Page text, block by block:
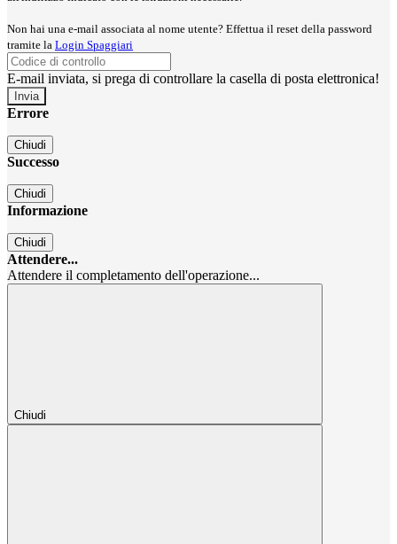
Non hai una e-mail associata al nome utente? Effettua il reset della password
tramite la Login Spaggiari
E-mail inviata, si prega di controllare la casella di posta elettronica!
Errore
Chiudi
Successo
Chiudi
Informazione
Chiudi
Attendere...
Attendere il completamento dell'operazione...
Chiudi